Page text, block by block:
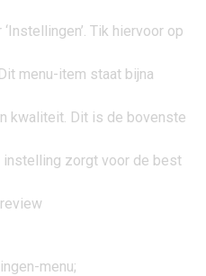
Tik hiervoor op
menu-item staat bijna
kwaliteit. Dit is de bovenste
instelling zorgt voor de best
menu;